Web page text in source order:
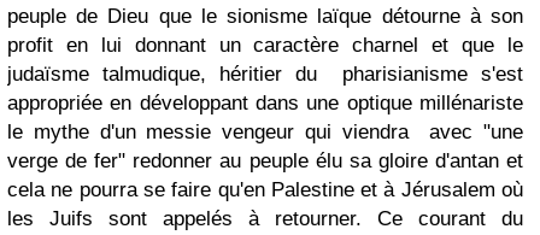
peuple de Dieu que le sionisme laïque détourne à son
profit en lui donnant un caractère charnel et que le
judaïsme talmudique, héritier du pharisianisme s'est
appropriée en développant dans une optique millénariste
le mythe d'un messie vengeur qui viendra avec "une
verge de fer" redonner au peuple élu sa gloire d'antan et
cela ne pourra se faire qu'en Palestine et à Jérusalem où
les Juifs sont appelés à retourner. Ce courant du